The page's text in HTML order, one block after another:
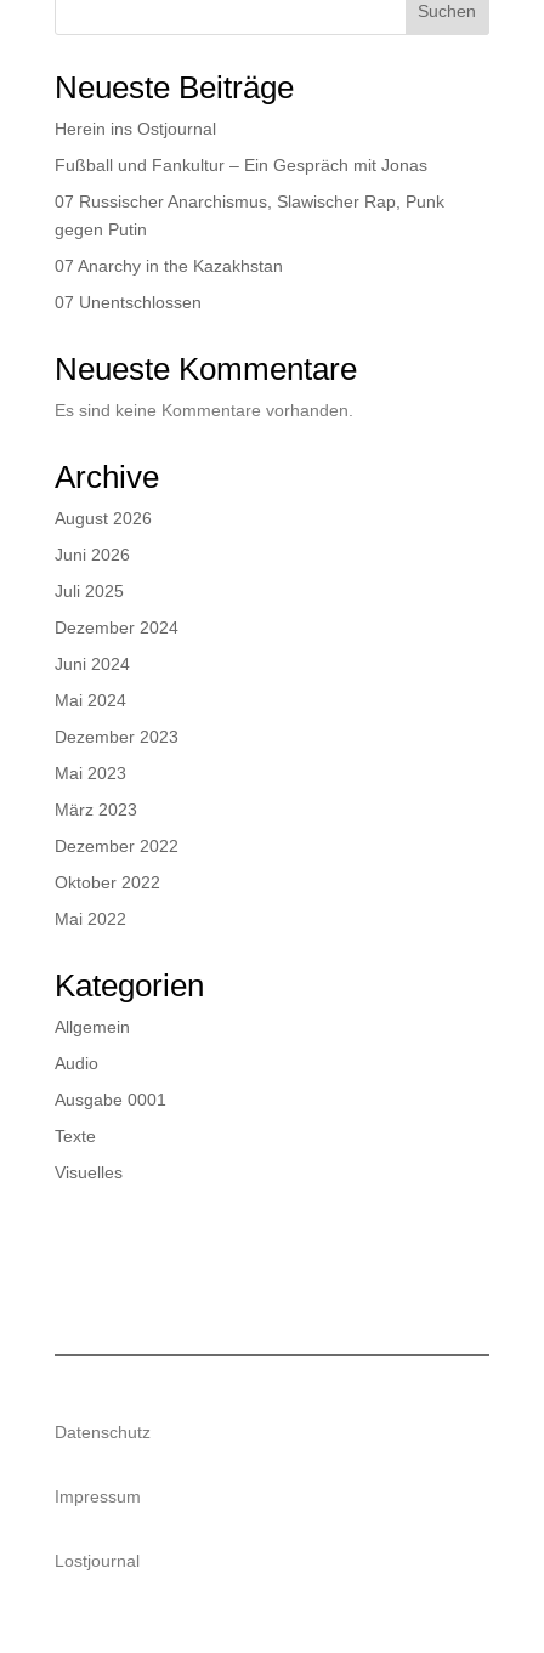
Suchen
Neueste Beiträge
Herein ins Ostjournal
Fußball und Fankultur – Ein Gespräch mit Jonas
07 Russischer Anarchismus, Slawischer Rap, Punk
gegen Putin
07 Anarchy in the Kazakhstan
07 Unentschlossen
Neueste Kommentare
Es sind keine Kommentare vorhanden.
Archive
August 2026
Juni 2026
Juli 2025
Dezember 2024
Juni 2024
Mai 2024
Dezember 2023
Mai 2023
März 2023
Dezember 2022
Oktober 2022
Mai 2022
Kategorien
Allgemein
Audio
Ausgabe 0001
Texte
Visuelles
Datenschutz
Impressum
Lostjournal